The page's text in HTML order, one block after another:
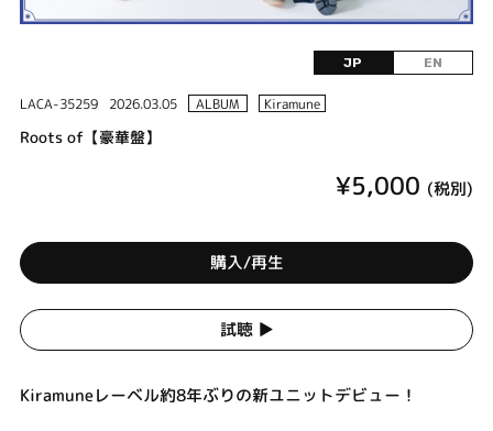
JP EN
LACA-35259 2026.03.05 ALBUM Kiramune
Roots of【豪華盤】
¥5,000 (税別)
購入/再生
試聴 ▶︎
Kiramuneレーベル約8年ぶりの新ユニットデビュー！